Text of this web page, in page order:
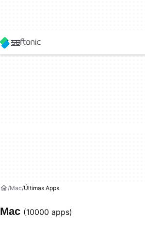
Mac Últimas Apps
Mac (10000 apps)